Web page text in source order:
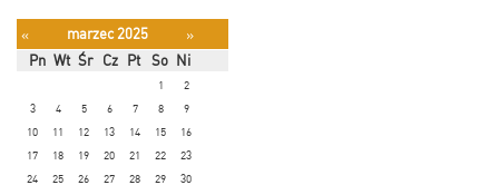
« marzec 2025
»
Pn Wt Śr Cz Pt So Ni
1
2
3
4 5 6 7 8
9
10
11 12 13 14 15
16
17
18 19 20 21 22
23
24
25 26 27 28 29 30